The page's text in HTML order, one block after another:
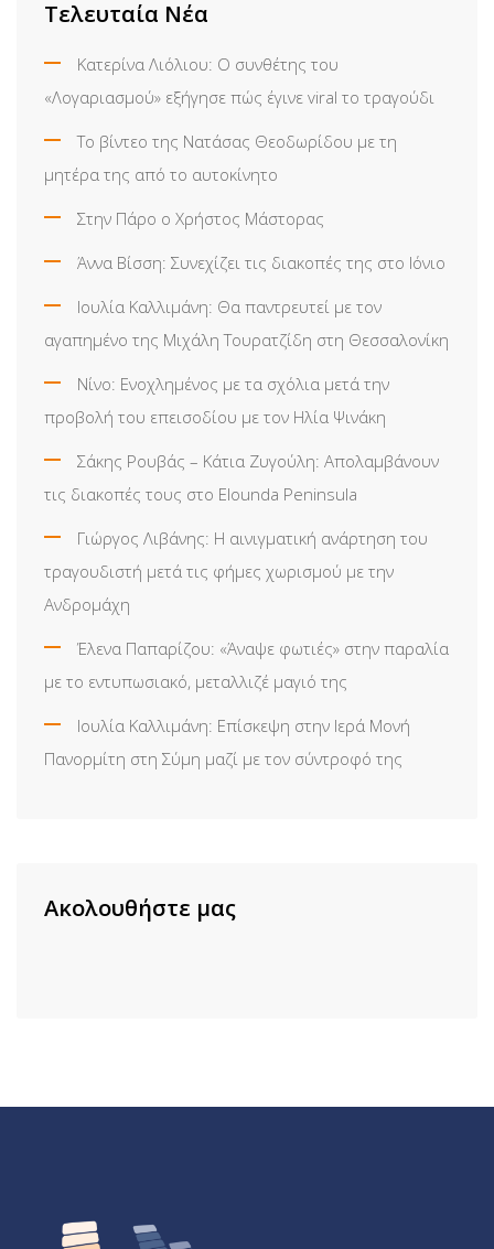
Τελευταία Νέα
Κατερίνα Λιόλιου: Ο συνθέτης του
«Λογαριασμού» εξήγησε πώς έγινε viral το τραγούδι
Το βίντεο της Νατάσας Θεοδωρίδου με τη
μητέρα της από το αυτοκίνητο
Στην Πάρο ο Χρήστος Μάστορας
Άννα Βίσση: Συνεχίζει τις διακοπές της στο Ιόνιο
Ιουλία Καλλιμάνη: Θα παντρευτεί με τον
αγαπημένο της Μιχάλη Τουρατζίδη στη Θεσσαλονίκη
Νίνο: Ενοχλημένος με τα σχόλια μετά την
προβολή του επεισοδίου με τον Ηλία Ψινάκη
Σάκης Ρουβάς – Κάτια Ζυγούλη: Απολαμβάνουν
τις διακοπές τους στο Elounda Peninsula
Γιώργος Λιβάνης: Η αινιγματική ανάρτηση του
τραγουδιστή μετά τις φήμες χωρισμού με την
Ανδρομάχη
Έλενα Παπαρίζου: «Άναψε φωτιές» στην παραλία
με το εντυπωσιακό, μεταλλιζέ μαγιό της
Ιουλία Καλλιμάνη: Επίσκεψη στην Ιερά Μονή
Πανορμίτη στη Σύμη μαζί με τον σύντροφό της
Ακολουθήστε μας